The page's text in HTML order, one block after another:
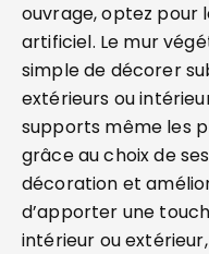
ouvrage, optez pour
artificiel. Le mur
simple de décorer
extérieurs ou
supports même les
grâce au choix de
décoration et
d’apporter une
intérieur ou